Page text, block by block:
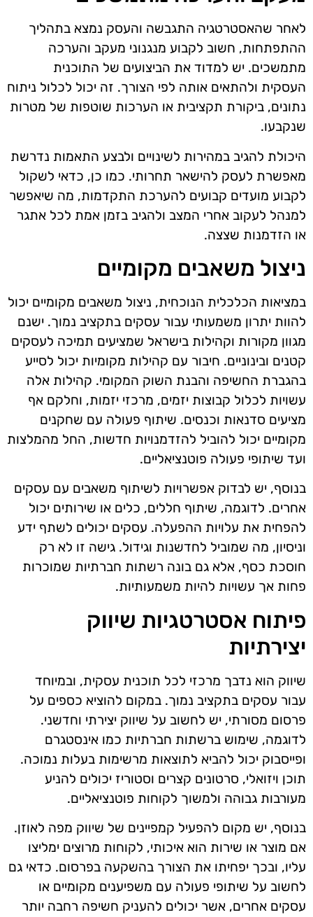
לאחר שהאסטרטגיה התגבשה והעסק נמצא בתהליך
ההתפתחות, חשוב לקבוע מנגנוני מעקב והערכה
מתמשכים. יש למדוד את הביצועים של התוכנית
העסקית ולהתאים אותה לפי הצורך. זה יכול לכלול ניתוח
נתונים, ביקורת תקציבית או הערכות שוטפות של מטרות
שנקבעו.
היכולת להגיב במהירות לשינויים ולבצע התאמות נדרשת
מאפשרת לעסק להישאר תחרותי. כמו כן, כדאי לשקול
לקבוע מועדים קבועים להערכת התקדמות, מה שיאפשר
למנהל לעקוב אחרי המצב ולהגיב בזמן אמת לכל אתגר
או הזדמנות שצצה.
ניצול משאבים מקומיים
במציאות הכלכלית הנוכחית, ניצול משאבים מקומיים יכול
להוות יתרון משמעותי עבור עסקים בתקציב נמוך. ישנם
מגוון מקורות וקהילות בישראל שמציעים תמיכה לעסקים
קטנים ובינוניים. חיבור עם קהילות מקומיות יכול לסייע
בהגברת החשיפה והבנת השוק המקומי. קהילות אלה
עשויות לכלול קבוצות יזמים, מרכזי יזמות, וחלקם אף
מציעים סדנאות וכנסים. שיתוף פעולה עם שחקנים
מקומיים יכול להוביל להזדמנויות חדשות, החל מהמלצות
ועד שיתופי פעולה פוטנציאליים.
בנוסף, יש לבדוק אפשרויות לשיתוף משאבים עם עסקים
אחרים. לדוגמה, שיתוף חללים, כלים או שירותים יכול
להפחית את עלויות ההפעלה. עסקים יכולים לשתף ידע
וניסיון, מה שמוביל לחדשנות וגידול. גישה זו לא רק
חוסכת כסף, אלא גם בונה רשתות חברתיות שמוכרות
פחות אך עשויות להיות משמעותיות.
פיתוח אסטרטגיות שיווק
יצירתיות
שיווק הוא נדבך מרכזי לכל תוכנית עסקית, ובמיוחד
עבור עסקים בתקציב נמוך. במקום להוציא כספים על
פרסום מסורתי, יש לחשוב על שיווק יצירתי וחדשני.
לדוגמה, שימוש ברשתות חברתיות כמו אינסטגרם
ופייסבוק יכול להביא לתוצאות מרשימות בעלות נמוכה.
תוכן ויזואלי, סרטונים קצרים וסטוריז יכולים להניע
מעורבות גבוהה ולמשוך לקוחות פוטנציאליים.
בנוסף, יש מקום להפעיל קמפיינים של שיווק מפה לאוזן.
אם מוצר או שירות הוא איכותי, לקוחות מרוצים ימליצו
עליו, ובכך יפחיתו את הצורך בהשקעה בפרסום. כדאי גם
לחשוב על שיתופי פעולה עם משפיענים מקומיים או
עסקים אחרים, אשר יכולים להעניק חשיפה רחבה יותר